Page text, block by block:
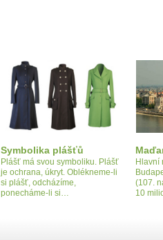
Symbolika plášťů
Plášť má svou symboliku. Plášť
je ochrana, úkryt. Oblékneme-li
si plášť, odcházíme,
ponecháme-li si…
Hlavní
(107.
10